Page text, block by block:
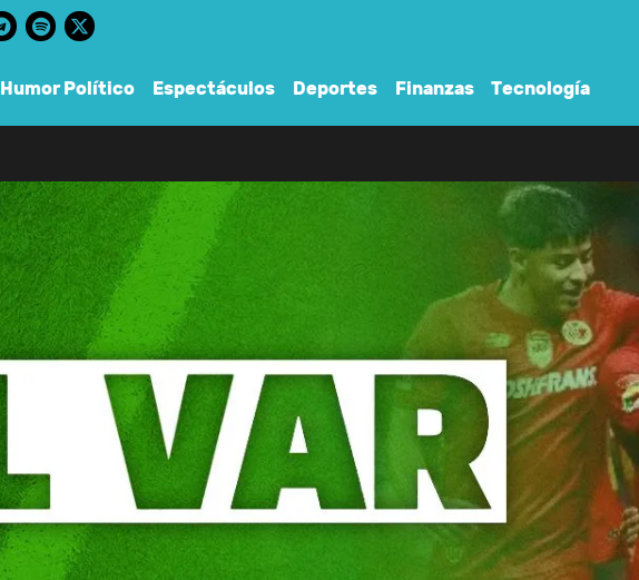
Humor Político Espectáculos Deportes Finanzas Tecnología